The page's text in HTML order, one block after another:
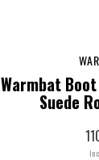
Warmbat
Suede